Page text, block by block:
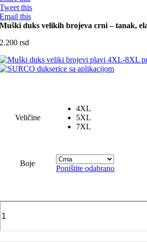
Tweet this
Email this
Muški duks velikih brojeva crni – tanak,
2.200rsd
Veličine
4XL
5XL
7XL
Boje
Poništite odabrano